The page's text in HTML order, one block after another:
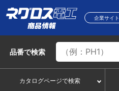
企業サイ
品番で検索
カタログページで検索